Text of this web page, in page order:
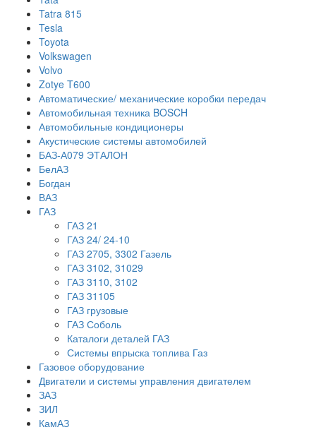
Tatra 815
Tesla
Toyota
Volkswagen
Volvo
Zotye T600
Автоматические/ механические коробки передач
Автомобильная техника BOSCH
Автомобильные кондиционеры
Акустические системы автомобилей
БАЗ-А079 ЭТАЛОН
БелАЗ
Богдан
ВАЗ
ГАЗ
ГАЗ 21
ГАЗ 24/ 24-10
ГАЗ 2705, 3302 Газель
ГАЗ 3102, 31029
ГАЗ 3110, 3102
ГАЗ 31105
ГАЗ грузовые
ГАЗ Соболь
Каталоги деталей ГАЗ
Системы впрыска топлива Газ
Газовое оборудование
Двигатели и системы управления двигателем
ЗАЗ
ЗИЛ
КамАЗ